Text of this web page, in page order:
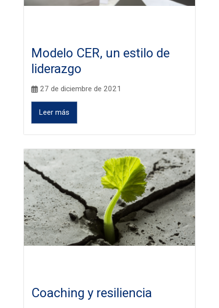
Modelo CER, un estilo de
liderazgo
27 de diciembre de 2021
Leer más
Coaching y resiliencia